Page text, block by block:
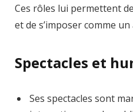
Ces rôles lui permettent
et de s’imposer comme
Spectacles et
Ses spectacles sont